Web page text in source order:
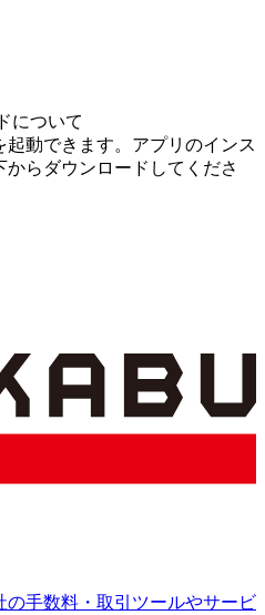
について
動できます。アプリのインス
からダウンロードしてくださ
手数料・取引ツールやサービ